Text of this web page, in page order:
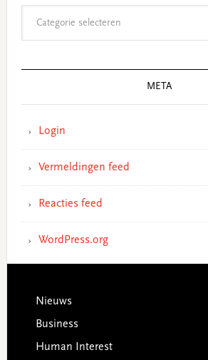
META
Login
Vermeldingen feed
Reacties feed
WordPress.org
Footer
Nieuws
Business
Human Interest